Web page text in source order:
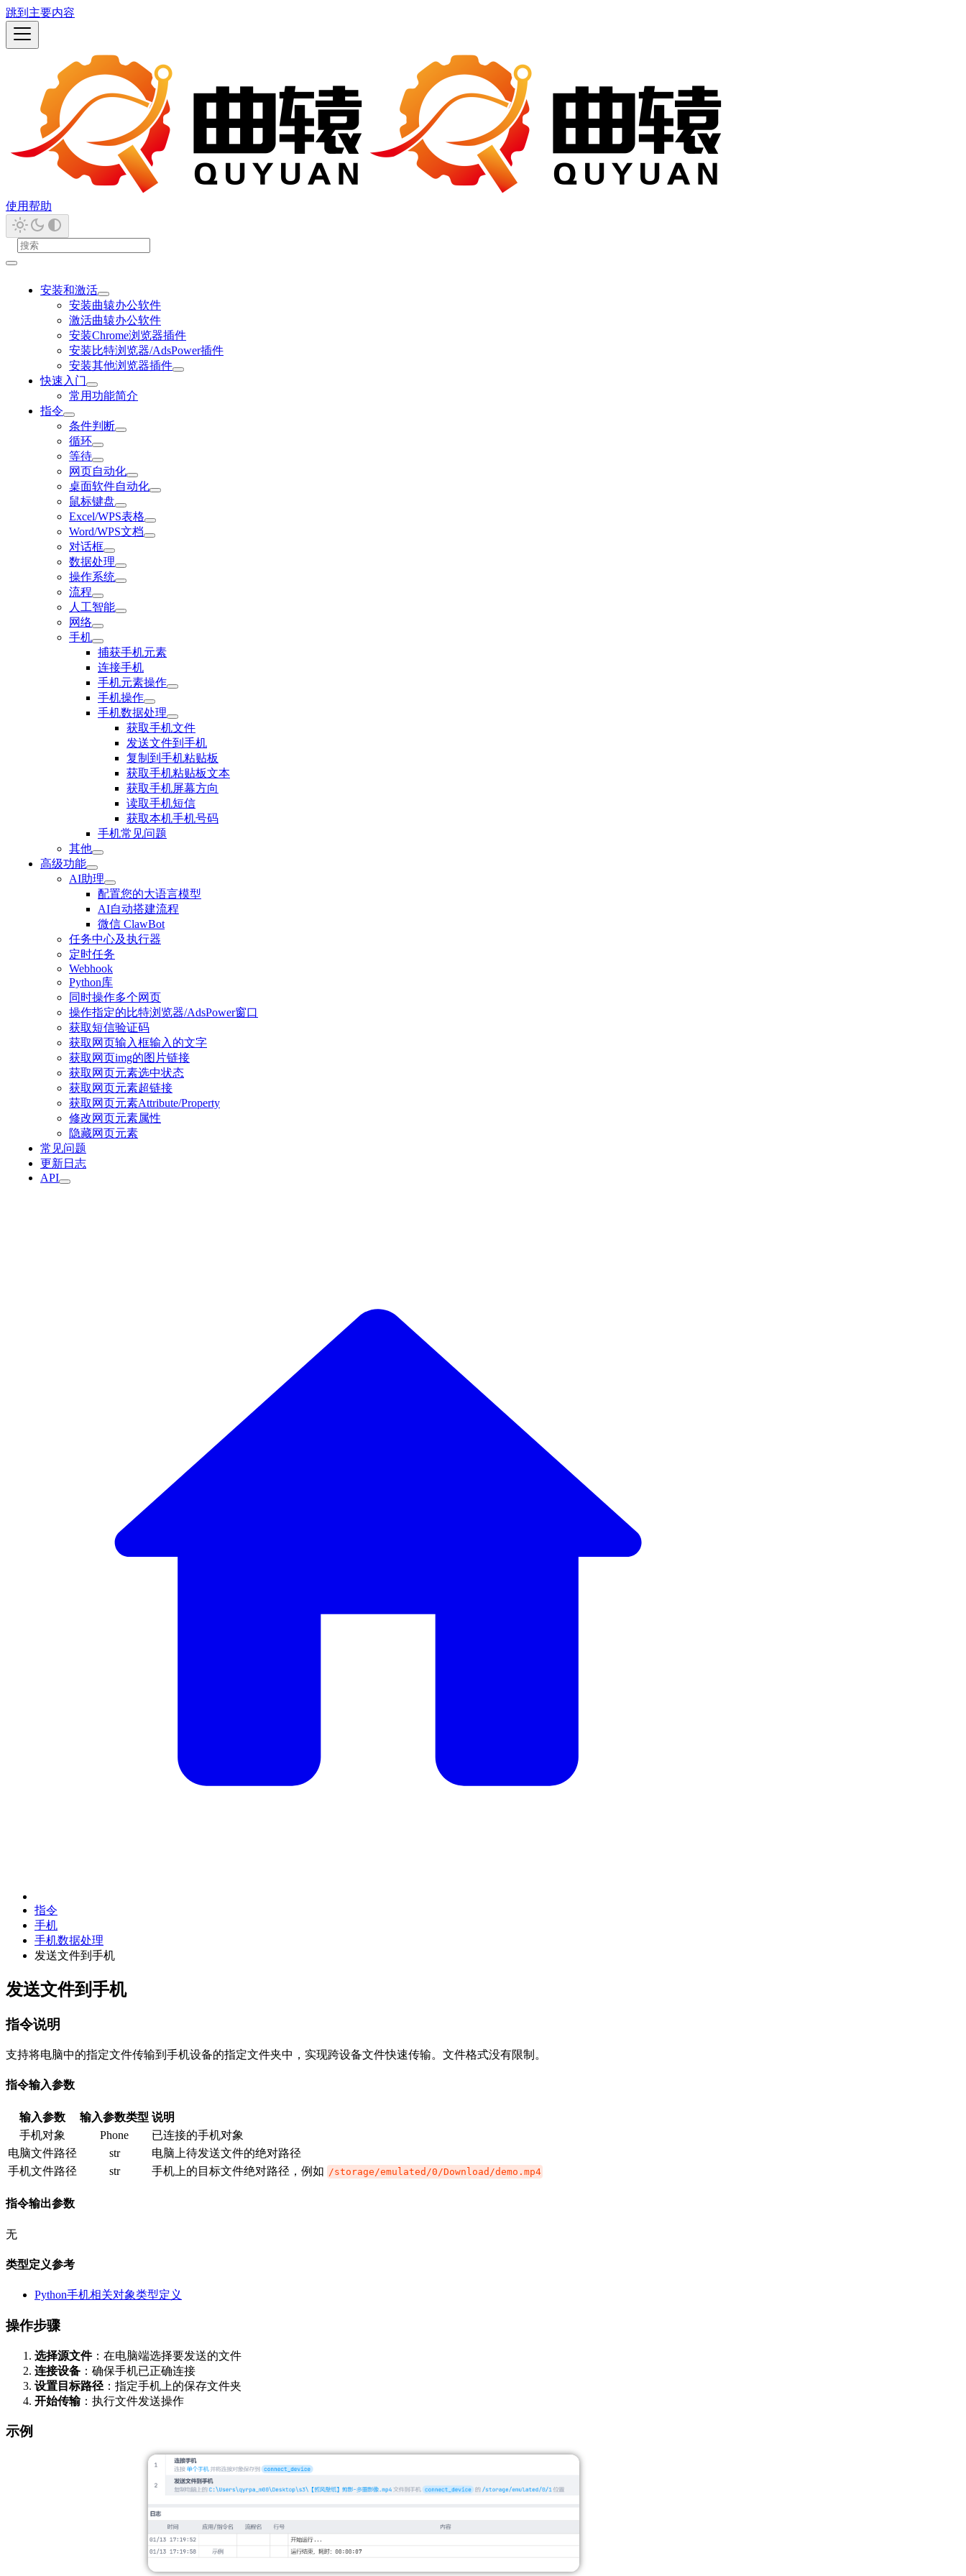
跳到主要内容
使用帮助
安装和激活
安装曲辕办公软件
激活曲辕办公软件
安装Chrome浏览器插件
安装比特浏览器/AdsPower插件
安装其他浏览器插件
快速入门
常用功能简介
指令
条件判断
循环
等待
网页自动化
桌面软件自动化
鼠标键盘
Excel/WPS表格
Word/WPS文档
对话框
数据处理
操作系统
流程
人工智能
网络
手机
捕获手机元素
连接手机
手机元素操作
手机操作
手机数据处理
获取手机文件
发送文件到手机
复制到手机粘贴板
获取手机粘贴板文本
获取手机屏幕方向
读取手机短信
获取本机手机号码
手机常见问题
其他
高级功能
AI助理
配置您的大语言模型
AI自动搭建流程
微信 ClawBot
任务中心及执行器
定时任务
Webhook
Python库
同时操作多个网页
操作指定的比特浏览器/AdsPower窗口
获取短信验证码
获取网页输入框输入的文字
获取网页img的图片链接
获取网页元素选中状态
获取网页元素超链接
获取网页元素Attribute/Property
修改网页元素属性
隐藏网页元素
常见问题
更新日志
API
指令
手机
手机数据处理
发送文件到手机
发送文件到手机
指令说明
支持将电脑中的指定文件传输到手机设备的指定文件夹中，实现跨设备文件快速传输。文件格式没有限制。
指令输入参数
输入参数 输入参数类型 说明
手机对象
Phone
已连接的手机对象
电脑文件路径
str
电脑上待发送文件的绝对路径
手机文件路径
str 手机上的目标文件绝对路径，例如 /storage/emulated/0/Download/demo.mp4
指令输出参数
无
类型定义参考
Python手机相关对象类型定义
操作步骤
选择源文件：在电脑端选择要发送的文件
连接设备 ：确保手机已正确连接
设置目标路径 ：指定手机上的保存文件夹
开始传输：执行文件发送操作
示例